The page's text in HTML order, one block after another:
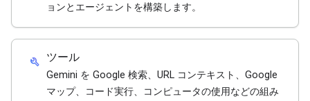
ョンとエージェントを構築します。
build ツール
Gemini を Google 検索、URL コンテキスト、Google
マップ、コード実行、コンピュータの使用などの組み